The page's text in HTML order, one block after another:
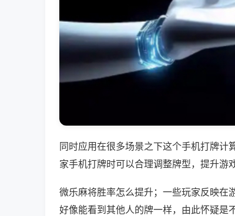
同时应用在很多场景之下这个手机打牌计
家手机打牌时可以合理调整牌型，提升游
微乐麻将胜率怎么提升；一些玩家反映在
好像能看到其他人的牌一样，由此怀疑是